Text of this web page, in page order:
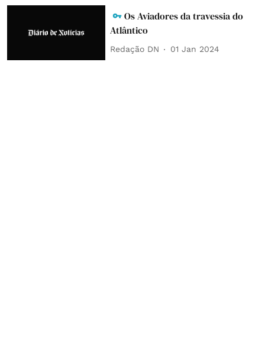
Os Aviadores da travessia do
Atlântico
Redação DN 01 Jan 2024